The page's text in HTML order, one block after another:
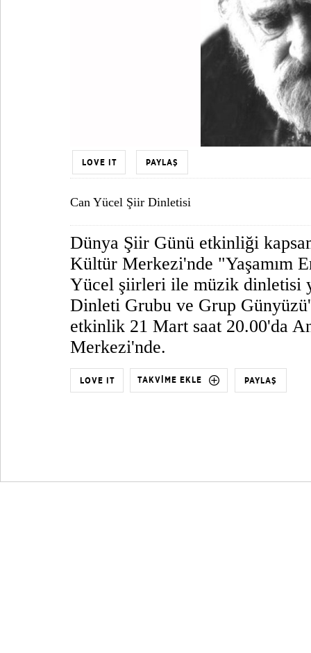
LOVE IT PAYLAŞ
Can Yücel Şiir Dinletisi
Dünya Şiir Günü etkinliği
Kültür Merkezi'nde "Yaşamım
Yücel şiirleri ile müzik dinletisi
Dinleti Grubu ve Grup
etkinlik 21 Mart saat 20.00'da
Merkezi'nde.
LOVE IT TAKVİME EKLE PAYLAŞ